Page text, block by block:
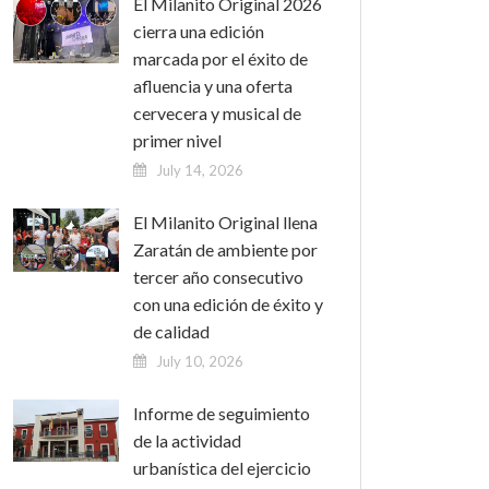
cierra una edición
marcada por el éxito de
afluencia y una oferta
cervecera y musical de
primer nivel
July 14, 2026
El Milanito Original llena
Zaratán de ambiente por
tercer año consecutivo
con una edición de éxito y
de calidad
July 10, 2026
Informe de seguimiento
de la actividad
urbanística del ejercicio